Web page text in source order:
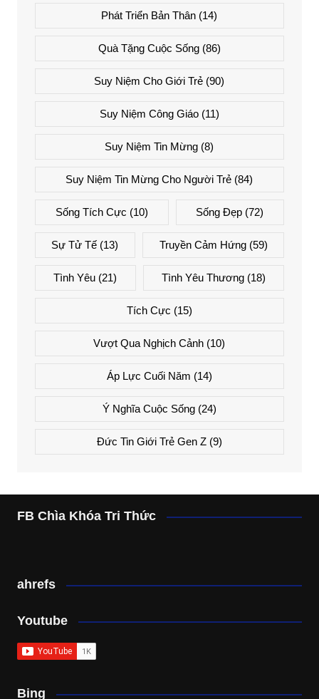
Phát Triển Bản Thân (14)
Quà Tặng Cuộc Sống(86)
Suy Niệm Cho Giới Trẻ (90)
Suy Niệm Công Giáo(11)
Suy Niệm Tin Mừng (8)
Suy Niệm Tin Mừng Cho Người Trẻ (84)
Sống Tích Cực (10) Sống Đẹp (72)
Sự Tử Tế (13) Truyền Cảm Hứng(59)
Tình Yêu (21) Tình Yêu Thương(18)
Tích Cực (15)
Vượt Qua Nghịch Cảnh (10)
Áp Lực Cuối Năm (14)
Ý Nghĩa Cuộc Sống(24)
Đức Tin Giới Trẻ Gen Z(9)
FB Chìa Khóa Tri Thức
ahrefs
Youtube
Bing